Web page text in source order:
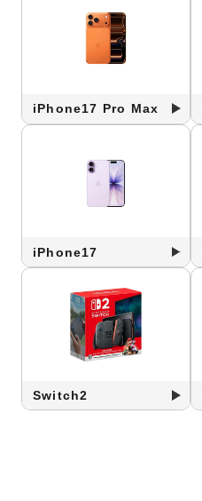
iPhone17 Pro Max
iPhone17
Switch2